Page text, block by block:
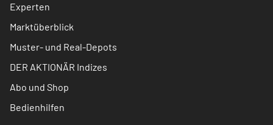
Experten
Marktüberblick
Muster- und Real-Depots
DER AKTIONÄR Indizes
Abo und Shop
Bedienhilfen